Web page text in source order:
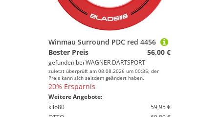
Winmau Surround PDC red 4456
Bester Preis
56,00 €
gefunden bei WAGNER DARTSPORT
zuletzt überprüft am 08.08.2026 um 00:35; der
Preis kann sich seitdem geändert haben.
20% Ersparnis
Weitere Angebote:
kilo80
59,95 €